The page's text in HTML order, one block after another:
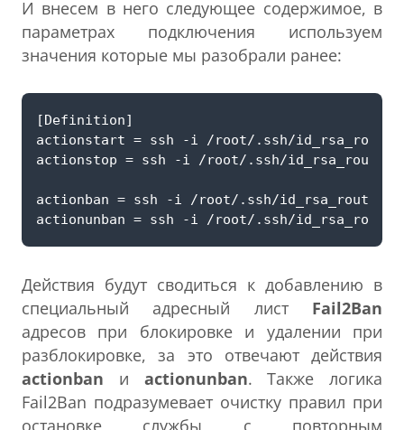
И внесем в него следующее содержимое, в
параметрах подключения используем
значения которые мы разобрали ранее:
Действия будут сводиться к добавлению в
специальный адресный лист Fail2Ban
адресов при блокировке и удалении при
разблокировке, за это отвечают действия
actionban и actionunban. Также логика
Fail2Ban подразумевает очистку правил при